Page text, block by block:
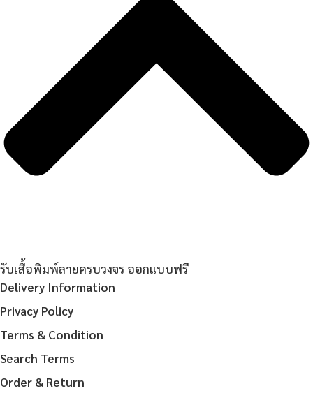
รับเสื้อพิมพ์ลายครบวงจร ออกแบบฟรี
Delivery Information
Privacy Policy
Terms & Condition
Search Terms
Order & Return